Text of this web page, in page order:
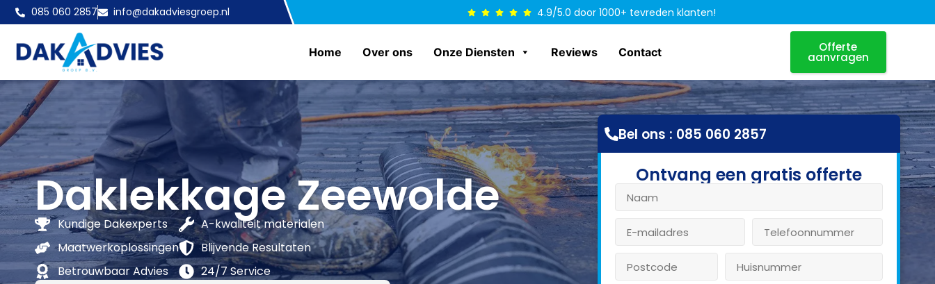
085 060 2857 info@dakadviesgroep.nl 4.9/5.0 door 1000+ tevreden klanten!
Home Over ons Onze Diensten Reviews Contact Offerte
aanvragen
Daklekkage Zeewolde
Kundige Dakexperts
Maatwerkoplossingen
Betrouwbaar Advies
A-kwaliteit materialen
Blijvende Resultaten
24/7 Service
Bel ons : 085 060 2857
Ontvang een gratis offerte